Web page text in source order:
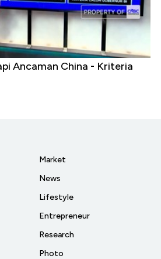
Ancaman China - Kriteria
Market
News
Lifestyle
Entrepreneur
Research
Photo